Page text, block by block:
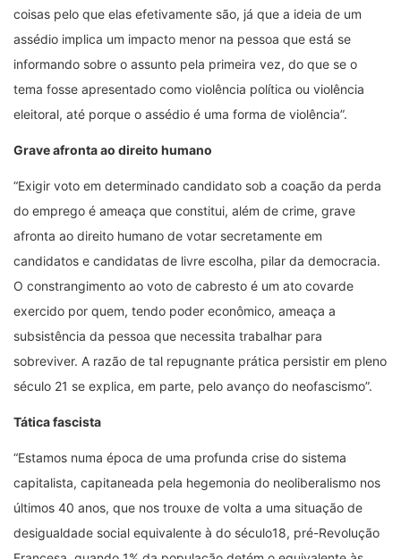
coisas pelo que elas efetivamente são, já que a ideia de um
assédio implica um impacto menor na pessoa que está se
informando sobre o assunto pela primeira vez, do que se o
tema fosse apresentado como violência política ou violência
eleitoral, até porque o assédio é uma forma de violência”.
Grave afronta ao direito humano
“Exigir voto em determinado candidato sob a coação da perda
do emprego é ameaça que constitui, além de crime, grave
afronta ao direito humano de votar secretamente em
candidatos e candidatas de livre escolha, pilar da democracia.
O constrangimento ao voto de cabresto é um ato covarde
exercido por quem, tendo poder econômico, ameaça a
subsistência da pessoa que necessita trabalhar para
sobreviver. A razão de tal repugnante prática persistir em pleno
século 21 se explica, em parte, pelo avanço do neofascismo”.
Tática fascista
“Estamos numa época de uma profunda crise do sistema
capitalista, capitaneada pela hegemonia do neoliberalismo nos
últimos 40 anos, que nos trouxe de volta a uma situação de
desigualdade social equivalente à do século18, pré-Revolução